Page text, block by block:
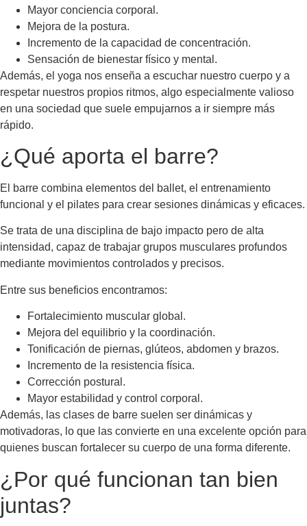
Mayor conciencia corporal.
Mejora de la postura.
Incremento de la capacidad de concentración.
Sensación de bienestar físico y mental.
Además, el yoga nos enseña a escuchar nuestro cuerpo y a
respetar nuestros propios ritmos, algo especialmente valioso
en una sociedad que suele empujarnos a ir siempre más
rápido.
¿Qué aporta el barre?
El barre combina elementos del ballet, el entrenamiento
funcional y el pilates para crear sesiones dinámicas y eficaces.
Se trata de una disciplina de bajo impacto pero de alta
intensidad, capaz de trabajar grupos musculares profundos
mediante movimientos controlados y precisos.
Entre sus beneficios encontramos:
Fortalecimiento muscular global.
Mejora del equilibrio y la coordinación.
Tonificación de piernas, glúteos, abdomen y brazos.
Incremento de la resistencia física.
Corrección postural.
Mayor estabilidad y control corporal.
Además, las clases de barre suelen ser dinámicas y
motivadoras, lo que las convierte en una excelente opción para
quienes buscan fortalecer su cuerpo de una forma diferente.
¿Por qué funcionan tan bien
juntas?